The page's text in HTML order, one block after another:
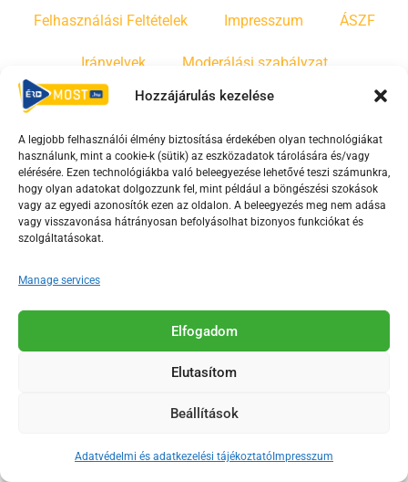
Hozzájárulás kezelése
A legjobb felhasználói élmény biztosítása érdekében olyan technológiákat
használunk, mint a cookie-k (sütik) az eszközadatok tárolására és/vagy
elérésére. Ezen technológiákba való beleegyezése lehetővé teszi számunkra,
hogy olyan adatokat dolgozzunk fel, mint például a böngészési szokások
vagy az egyedi azonosítók ezen az oldalon. A beleegyezés meg nem adása
vagy visszavonása hátrányosan befolyásolhat bizonyos funkciókat és
szolgáltatásokat.
Manage services
Elfogadom
Elutasítom
Beállítások
Adatvédelmi és adatkezelési tájékoztató Impresszum
Felhasználási Feltételek Impresszum ÁSZF
Irányelvek Moderálási szabályzat
F
a
c
e
b
o
k
-
q
Y
o
u
t
u
b
e
-
s
u
T
i
k
t
o
keretében támogatja.
2018-2026. © Minden jog fenntartva, Érd Megyei Jogú Város
Polgármesteri Hivatal Média Osztálya